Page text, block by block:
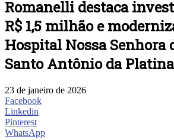
Romanelli destaca
R$ 1,5 milhão e
Hospital Nossa Senhora
Santo Antônio da Platina
23 de janeiro de 2026
Facebook
Linkedin
Pinterest
WhatsApp